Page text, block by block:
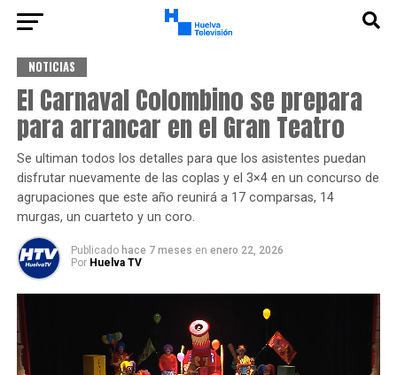
NOTICIAS
El Carnaval Colombino se prepara
para arrancar en el Gran Teatro
Se ultiman todos los detalles para que los asistentes puedan
disfrutar nuevamente de las coplas y el 3×4 en un concurso de
agrupaciones que este año reunirá a 17 comparsas, 14
murgas, un cuarteto y un coro.
Publicado hace 7 meses en enero 22, 2026
Por Huelva TV